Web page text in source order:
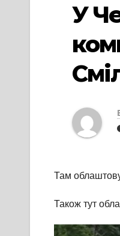
У
Там
Також тут